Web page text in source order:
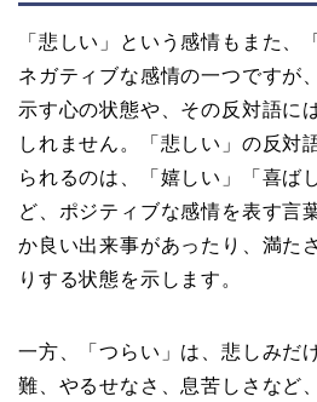
「悲しい」という感情もまた、
ネガティブな感情の一つですが
示す心の状態や、その反対語に
しれません。「悲しい」の反対
られるのは、「嬉しい」「喜ば
ど、ポジティブな感情を表す言
か良い出来事があったり、満た
りする状態を示します。
一方、「つらい」は、悲しみだ
難、やるせなさ、息苦しさなど